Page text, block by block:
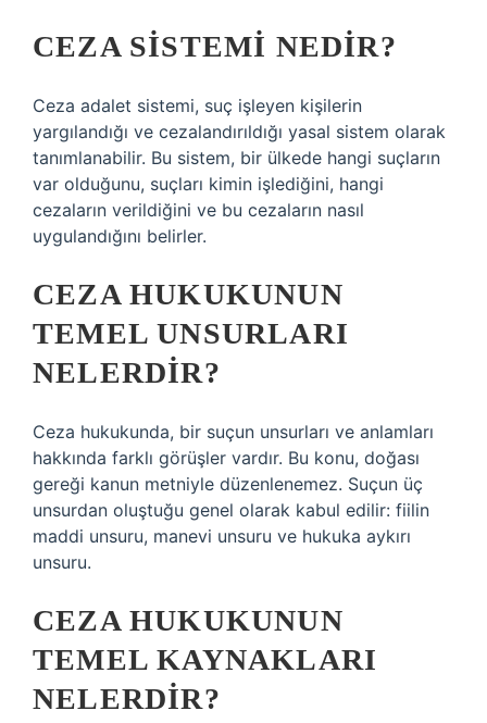
CEZA SISTEMI NEDIR?
Ceza adalet sistemi, suç işleyen kişilerin
yargılandığı ve cezalandırıldığı yasal sistem olarak
tanımlanabilir. Bu sistem, bir ülkede hangi suçların
var olduğunu, suçları kimin işlediğini, hangi
cezaların verildiğini ve bu cezaların nasıl
uygulandığını belirler.
CEZA HUKUKUNUN
TEMEL UNSURLARI
NELERDIR?
Ceza hukukunda, bir suçun unsurları ve anlamları
hakkında farklı görüşler vardır. Bu konu, doğası
gereği kanun metniyle düzenlenemez. Suçun üç
unsurdan oluştuğu genel olarak kabul edilir: fiilin
maddi unsuru, manevi unsuru ve hukuka aykırı
unsuru.
CEZA HUKUKUNUN
TEMEL KAYNAKLARI
NELERDIR?